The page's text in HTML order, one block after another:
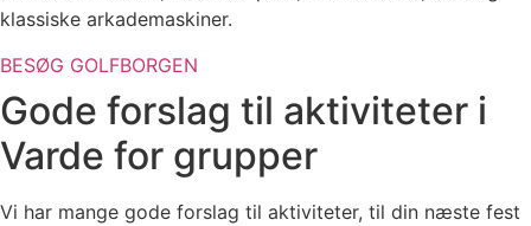
klassiske arkademaskiner.
BESØG GOLFBORGEN
Gode forslag til aktiviteter i
Varde for grupper
Vi har mange gode forslag til aktiviteter, til din næste fest